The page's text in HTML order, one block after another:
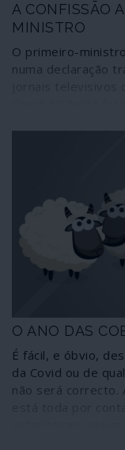
A CONFISSÃO
MINISTRO
O primeiro-
numa declaração
situação que
pandemia. Em
própria essência
independente.
O ANO DAS
É fácil, e óbvio,
da Covid ou de
não será correcto.